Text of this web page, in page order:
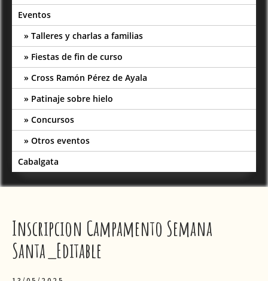
Eventos
Talleres y charlas a familias
Fiestas de fin de curso
Cross Ramón Pérez de Ayala
Patinaje sobre hielo
Concursos
Otros eventos
Cabalgata
Inscripcion Campamento Semana
Santa_Editable